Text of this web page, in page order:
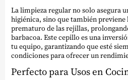
La limpieza regular no solo asegura
higiénica, sino que también previene
prematuro de las rejillas,
barbacoa. Este cepillo es una
tu equipo, garantizando que esté
condiciones para ofrecer un
Perfecto para Usos en